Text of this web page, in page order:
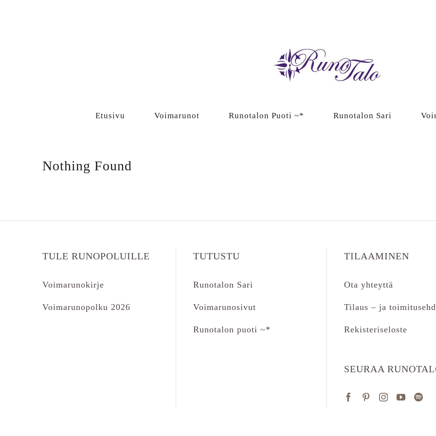
Etusivu Voimarunot Runotalon Puoti ~* Runotalon Sari
Nothing Found
TULE RUNOPOLUILLE
Voimarunokirje
Voimarunopolku 2026
TUTUSTU
Runotalon Sari
Voimarunosivut
Runotalon puoti ~*
TILAAMINEN
Ota yhteyttä
Tilaus – ja
Rekisteriseloste
SEURAA